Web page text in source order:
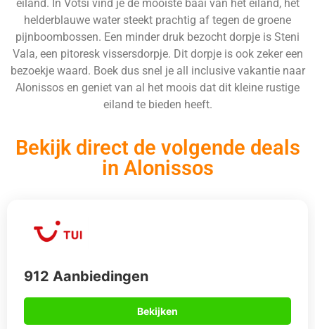
eiland. In Votsi vind je de mooiste baai van het eiland, het
helderblauwe water steekt prachtig af tegen de groene
pijnboombossen. Een minder druk bezocht dorpje is Steni
Vala, een pitoresk vissersdorpje. Dit dorpje is ook zeker een
bezoekje waard. Boek dus snel je all inclusive vakantie naar
Alonissos en geniet van al het moois dat dit kleine rustige
eiland te bieden heeft.
Bekijk direct de volgende deals
in Alonissos
912 Aanbiedingen
Bekijken